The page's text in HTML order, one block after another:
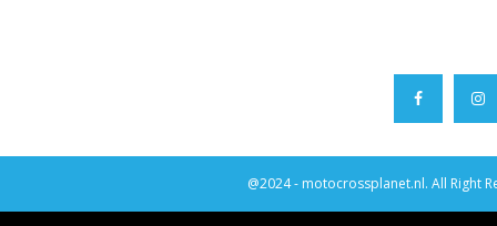
@2024 - motocrossplanet.nl. All Right